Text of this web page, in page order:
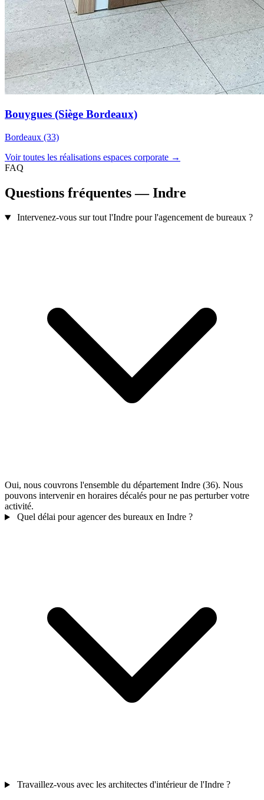
Bouygues (Siège Bordeaux)
Bordeaux (33)
Voir toutes les réalisations espaces corporate →
FAQ
Questions fréquentes — Indre
Intervenez-vous sur tout l'Indre pour l'agencement de bureaux ?
Oui, nous couvrons l'ensemble du département Indre (36). Nous
pouvons intervenir en horaires décalés pour ne pas perturber votre
activité.
Quel délai pour agencer des bureaux en Indre ?
Travaillez-vous avec les architectes d'intérieur de l'Indre ?